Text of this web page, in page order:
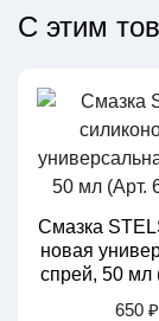
С этим
Смазка
новая
спрей, 50 мл
650 ₽